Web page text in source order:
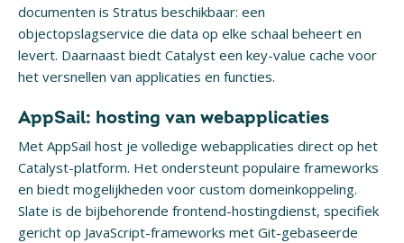
documenten is Stratus beschikbaar: een
objectopslagservice die data op elke schaal beheert en
levert. Daarnaast biedt Catalyst een key-value cache voor
het versnellen van applicaties en functies.
AppSail: hosting van webapplicaties
Met AppSail host je volledige webapplicaties direct op het
Catalyst-platform. Het ondersteunt populaire frameworks
en biedt mogelijkheden voor custom domeinkoppeling.
Slate is de bijbehorende frontend-hostingdienst, specifiek
gericht op JavaScript-frameworks met Git-gebaseerde